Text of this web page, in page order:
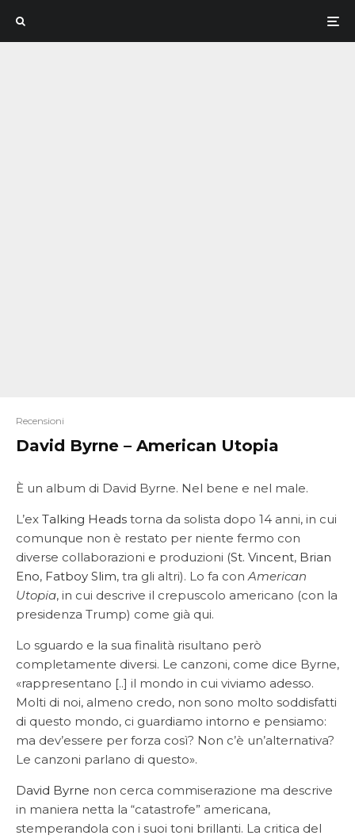
Recensioni
David Byrne – American Utopia
È un album di David Byrne. Nel bene e nel male.
L’ex Talking Heads torna da solista dopo 14 anni, in cui
comunque non è restato per niente fermo con
diverse collaborazioni e produzioni (St. Vincent, Brian
Eno, Fatboy Slim, tra gli altri). Lo fa conAmerican
Utopia, in cui descrive il crepuscolo americano (con la
presidenza Trump) come già qui.
Lo sguardo e la sua finalità risultano però
completamente diversi. Le canzoni, come dice Byrne,
«rappresentano [..] il mondo in cui viviamo adesso.
Molti di noi, almeno credo, non sono molto soddisfatti
di questo mondo, ci guardiamo intorno e pensiamo:
ma dev’essere per forza così? Non c’è un’alternativa?
Le canzoni parlano di questo».
David Byrne non cerca commiserazione ma descrive
in maniera netta la “catastrofe” americana,
stemperandola con i suoi toni brillanti. La critica del